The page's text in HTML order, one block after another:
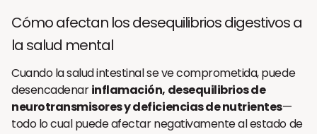
Cómo afectan los desequilibrios digestivos a
la salud mental
Cuando la salud intestinal se ve comprometida, puede
desencadenarinflamación, desequilibrios de
neurotransmisores y deficiencias de nutrientes—
todo lo cual puede afectar negativamente al estado de